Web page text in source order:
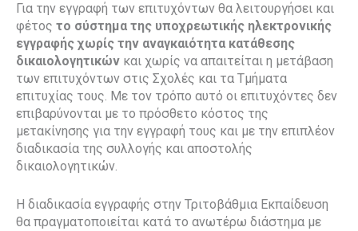
Για την εγγραφή των επιτυχόντων θα λειτουργήσει και
φέτος το σύστημα της υποχρεωτικής ηλεκτρονικής
εγγραφής χωρίς την αναγκαιότητα κατάθεσης
δικαιολογητικών και χωρίς να απαιτείται η μετάβαση
των επιτυχόντων στις Σχολές και τα Τμήματα
επιτυχίας τους. Με τον τρόπο αυτό οι επιτυχόντες δεν
επιβαρύνονται με το πρόσθετο κόστος της
μετακίνησης για την εγγραφή τους και με την επιπλέον
διαδικασία της συλλογής και αποστολής
δικαιολογητικών.
Η διαδικασία εγγραφής στην Τριτοβάθμια Εκπαίδευση
θα πραγματοποιείται κατά το ανωτέρω διάστημα με